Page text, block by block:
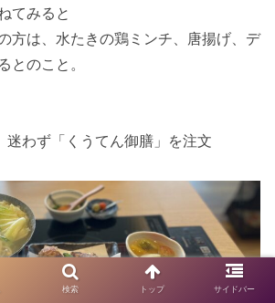
てみると
方は、水たきの鶏ミンチ、唐揚げ、デ
とのこと。
迷わず「くうてん御膳」を注文
検索 トップ サイドバー